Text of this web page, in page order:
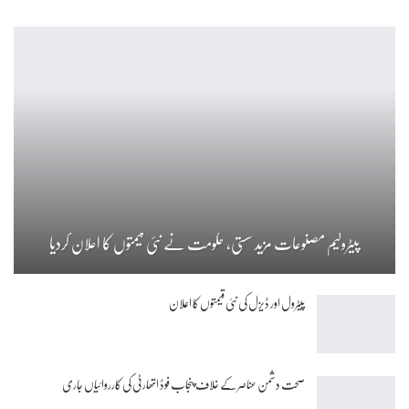
پیٹرولیم مصنوعات مزید سستی، حکومت نے نئی قیمتوں کا اعلان کردیا
پیٹرول اور ڈیزل کی نئی قیمتوں کا اعلان
صحت دشمن عناصر کے خلاف پنجاب فوڈ اتھارٹی کی کارروائیاں جاری